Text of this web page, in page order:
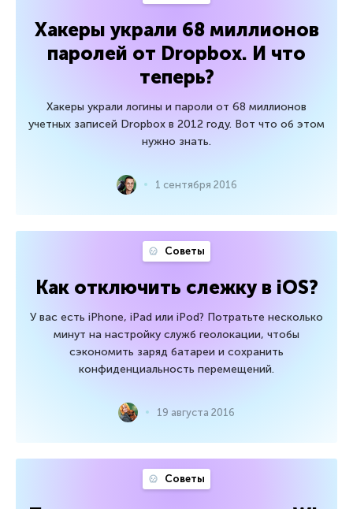
Хакеры украли 68 миллионов
паролей от Dropbox. И что
теперь?
Хакеры украли логины и пароли от 68 миллионов
учетных записей Dropbox в 2012 году. Вот что об этом
нужно знать.
1 сентября 2016
Советы
Как отключить слежку в iOS?
У вас есть iPhone, iPad или iPod? Потратьте несколько
минут на настройку служб геолокации, чтобы
сэкономить заряд батареи и сохранить
конфиденциальность перемещений.
19 августа 2016
Советы